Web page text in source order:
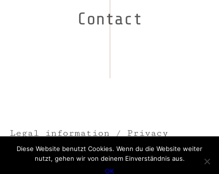
Contact
Legal information / Privacy
Statement
Richard Ruzicka onSpotify/
Diese Website benutzt Cookies. Wenn du die Website weiter
nutzt, gehen wir von deinem Einverständnis aus.
OK